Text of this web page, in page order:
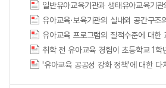
유아교육·보육기관의 실내외 공
유아교육 프로그램의 질적수준에
취학 전 유아교육 경험이 초등학
'유아교육 공공성 강화 정책'에 대